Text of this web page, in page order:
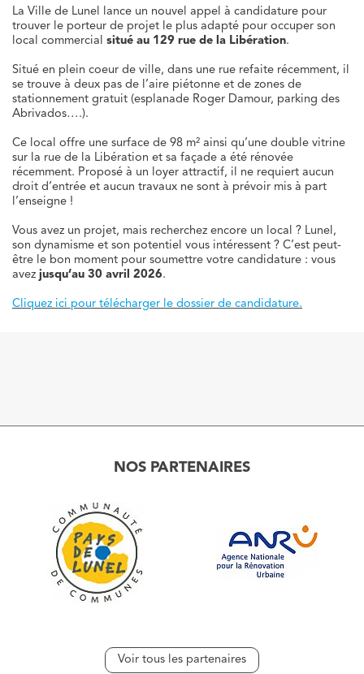
La Ville de Lunel lance un nouvel appel à candidature pour
trouver le porteur de projet le plus adapté pour occuper son
local commercial situé au 129 rue de la Libération.
Situé en plein coeur de ville, dans une rue refaite récemment, il
se trouve à deux pas de l’aire piétonne et de zones de
stationnement gratuit (esplanade Roger Damour, parking des
Abrivados….).
Ce local offre une surface de 98 m² ainsi qu’une double vitrine
sur la rue de la Libération et sa façade a été rénovée
récemment. Proposé à un loyer attractif, il ne requiert aucun
droit d’entrée et aucun travaux ne sont à prévoir mis à part
l’enseigne !
Vous avez un projet, mais recherchez encore un local ? Lunel,
son dynamisme et son potentiel vous intéressent ? C’est peut-
être le bon moment pour soumettre votre candidature : vous
avez jusqu’au 30 avril 2026.
Cliquez ici pour télécharger le dossier de candidature.
NOS PARTENAIRES
Voir tous les partenaires